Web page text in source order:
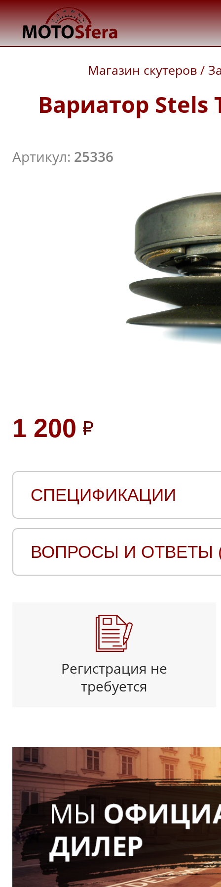
Магазин скутеров /
Вариатор Stels
Артикул: 25336
1 200
СПЕЦИФИКАЦИИ
ВОПРОСЫ И ОТВЕТЫ
Регистрация не
требуется